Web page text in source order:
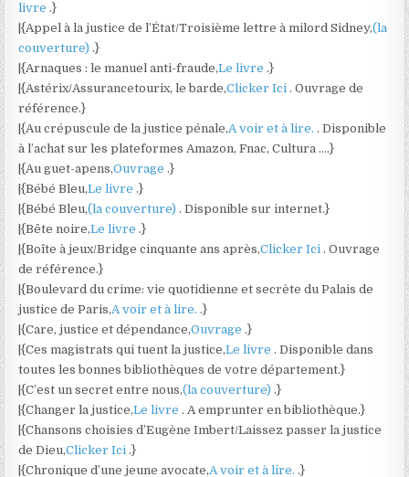
livre.}
|{Appel à la justice de l’État/Troisième lettre à milord Sidney,(la
couverture).}
|{Arnaques : le manuel anti-fraude,Le livre.}
|{Astérix/Assurancetourix, le barde,Clicker Ici. Ouvrage de
référence.}
|{Au crépuscule de la justice pénale,A voir et à lire.. Disponible
à l’achat sur les plateformes Amazon, Fnac, Cultura ….}
|{Au guet-apens,Ouvrage.}
|{Bébé Bleu,Le livre.}
|{Bébé Bleu,(la couverture). Disponible sur internet.}
|{Bête noire,Le livre.}
|{Boîte à jeux/Bridge cinquante ans après,Clicker Ici. Ouvrage
de référence.}
|{Boulevard du crime: vie quotidienne et secrète du Palais de
justice de Paris,A voir et à lire..}
|{Care, justice et dépendance,Ouvrage.}
|{Ces magistrats qui tuent la justice,Le livre. Disponible dans
toutes les bonnes bibliothèques de votre département.}
|{C’est un secret entre nous,(la couverture).}
|{Changer la justice,Le livre. A emprunter en bibliothèque.}
|{Chansons choisies d’Eugène Imbert/Laissez passer la justice
de Dieu,Clicker Ici.}
|{Chronique d’une jeune avocate,A voir et à lire..}